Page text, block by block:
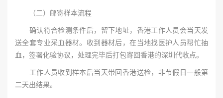
（二）邮寄样本流程
确认符合检测条件后，留下地址，香港工作人员会当天发
送全套专业采血器材。收到器材后，在当地找医护人员帮忙抽
血，签署化验协议，处理完毕后打包寄回香港的深圳代收点。
工作人员收到样本后当天带回香港送检，非节假日一般第
二天出结果。